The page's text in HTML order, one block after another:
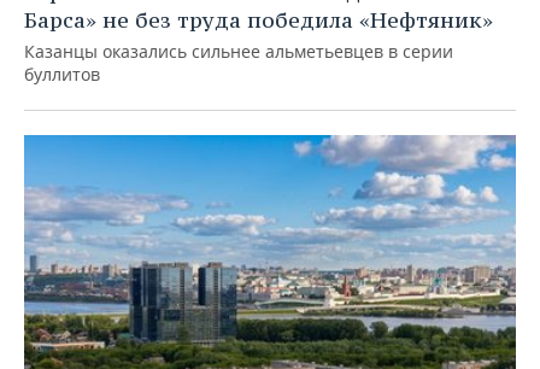
Барса» не без труда победила «Нефтяник»
Казанцы оказались сильнее альметьевцев в серии
буллитов